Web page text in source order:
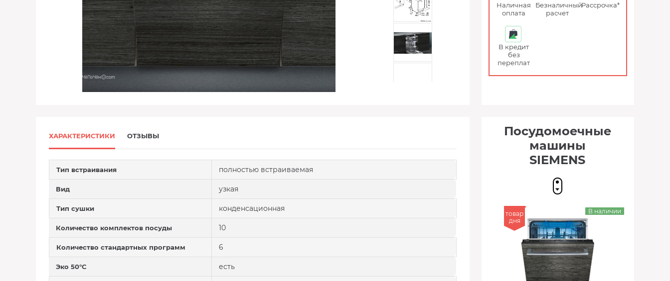
Наличная
оплата
Безналичный
расчет
Рассрочка*
В кредит
без
переплат
ХАРАКТЕРИСТИКИ ОТЗЫВЫ
Тип встраивания полностью встраиваемая
Вид узкая
Тип сушки конденсационная
Количество комплектов посуды 10
Количество стандартных программ 6
Эко 50°C есть
Посудомоечные
машины
SIEMENS
товар
дня
В наличии